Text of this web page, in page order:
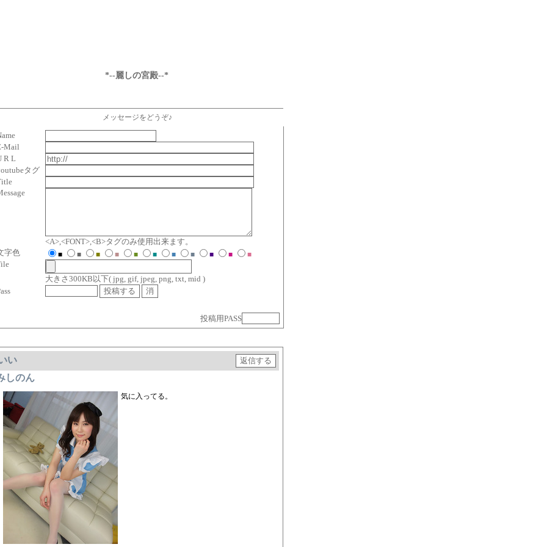
*--麗しの宮殿--*
メッセージをどうぞ♪
Mail
R L
タグ
<A>,<FONT>,<B>タグのみ使用出来ます。
字色
■ ■ ■ ■ ■ ■ ■ ■ ■ ■ ■
大きさ300KB以下( jpg, gif, jpeg, png, txt, mid )
投稿用PASS
い
しのん
気に入ってる。